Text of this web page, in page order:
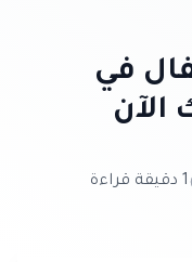
في
الآن
1 دقيقة قراءة